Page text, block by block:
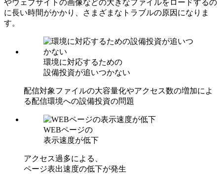
やウェブサイトの画像などの⼤きなファイルをロードするの
に⻑い時間がかかり、さまざまなトラブルの原因になりま
す。
環境に対応するための
設備投資が追いつかない
配信対象ファイルの大容量化やアクセス数の増加によ
る配信環境への設備投資の問題
WEBページの
表示速度が低下
アクセス過多による、
ページ表出速度の低下が発生